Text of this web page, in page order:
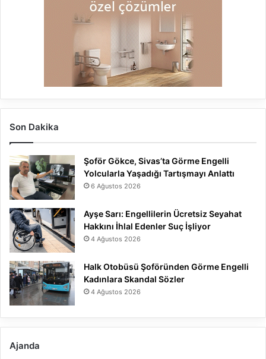
Son Dakika
Şoför Gökce, Sivas’ta Görme Engelli
Yolcularla Yaşadığı Tartışmayı Anlattı
6 Ağustos 2026
Ayşe Sarı: Engellilerin Ücretsiz Seyahat
Hakkını İhlal Edenler Suç İşliyor
4 Ağustos 2026
Halk Otobüsü Şoföründen Görme Engelli
Kadınlara Skandal Sözler
4 Ağustos 2026
Ajanda